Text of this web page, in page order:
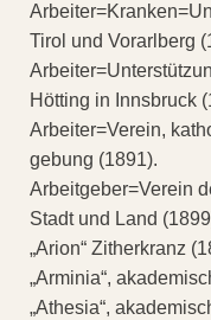
Tirol und Vorarlberg
Hötting in Innsbruck
Arbeiter=Verein,
gebung (1891).
Arbeitgeber=Verein
Stadt und Land
„Arion“ Zitherkranz
„Arminia“,
„Athesia“,